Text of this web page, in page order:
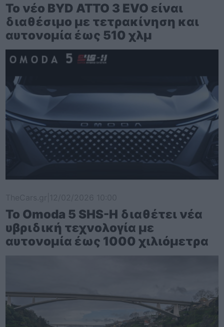
Το νέο BYD ATTO 3 EVO είναι
διαθέσιμο με τετρακίνηση και
αυτονομία έως 510 χλμ
Το Omoda 5 SHS-H διαθέτει νέα
υβριδική τεχνολογία με
αυτονομία έως 1000 χιλιόμετρα